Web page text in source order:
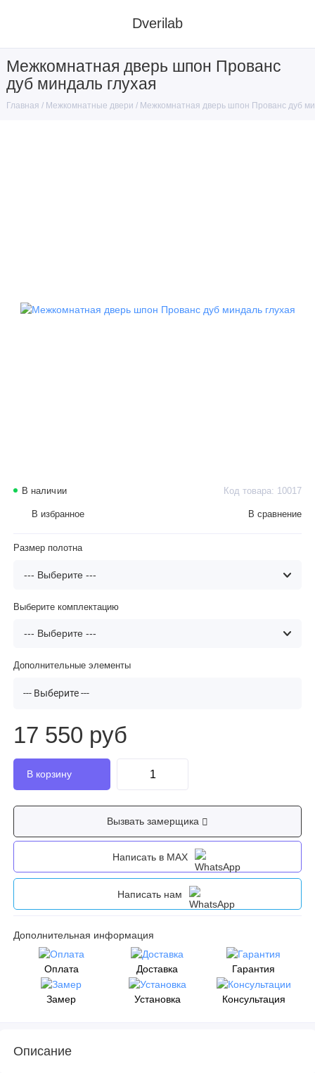
Dverilab
Межкомнатная дверь шпон Прованс
дуб миндаль глухая
Главная Межкомнатные двери Межкомнатная дверь шпон Прованс дуб
В наличии Код товара: 10017
В избранное В сравнение
Размер полотна
Выберите комплектацию
Дополнительные элементы
--- Выберите ---
17 550 руб
Вызвать замерщика
Написать в MAX
Написать нам
Дополнительная информация
Оплата Доставка Гарантия
Замер Установка Консультация
Описание